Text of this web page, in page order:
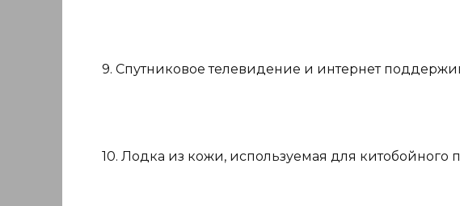
9. Спутниковое телевидение и интернет
10. Лодка из кожи, используемая для китобойного